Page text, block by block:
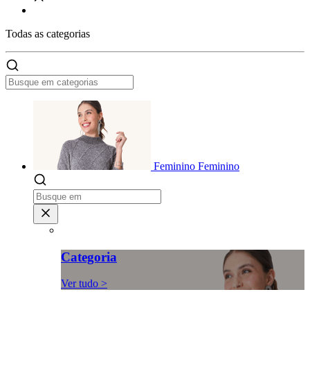
Todas as categorias
Feminino Feminino
Categoria
Ver tudo >